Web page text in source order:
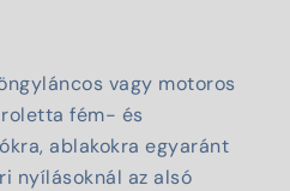
vagy motoros
fém- és
ablakokra egyaránt
nyílásoknál az alsó